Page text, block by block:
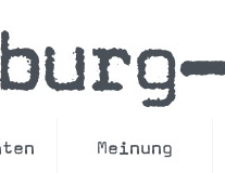
–
Meinung